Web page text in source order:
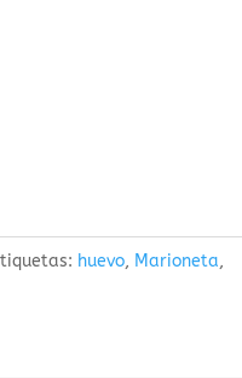
huevo, Marioneta,